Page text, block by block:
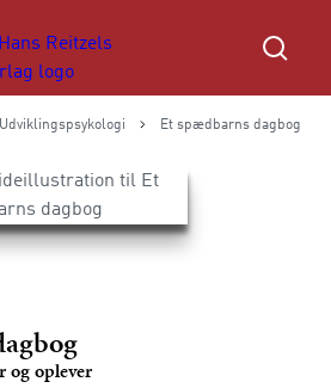
Udviklingspsykologi Et spædbarns dagbog
og oplever